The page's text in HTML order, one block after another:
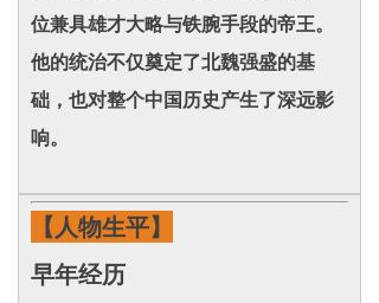
位兼具雄才大略与铁腕手段的帝王。
他的统治不仅奠定了北魏强盛的基
础，也对整个中国历史产生了深远影
响。
【人物生平】
早年经历